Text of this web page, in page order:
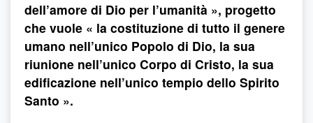
dell’amore di Dio per l’umanità », progetto
che vuole « la costituzione di tutto il genere
umano nell’unico Popolo di Dio, la sua
riunione nell’unico Corpo di Cristo, la sua
edificazione nell’unico tempio dello Spirito
Santo ».